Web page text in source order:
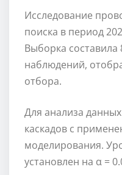
Исследование
поиска в период
Выборка составила
наблюдений,
отбора.
Для анализа
каскадов с
моделирования.
установлен на α =